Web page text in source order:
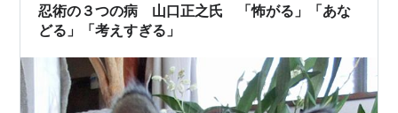
忍術の３つの病 山口正之氏 「怖がる」「あな
どる」「考えすぎる」